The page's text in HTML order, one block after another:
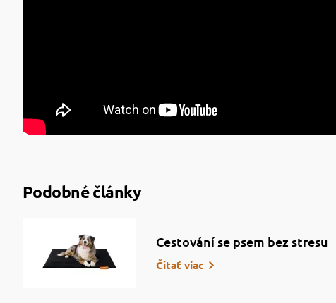
Podobné články
Cestování se psem bez stresu
Čítať viac